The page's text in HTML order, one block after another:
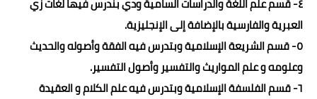
العبرية والفارسية بالإضافة إلى الإنجليزية.
٥- قسم الشريعة الإسلامية وبتدرس فيه الفقة وأصوله والحديث
وعلومه و علم المواريث والتفسير وأصول التفسير.
٦- قسم الفلسفة الإسلامية وبتدرس فيه علم الكلام و العقيدة